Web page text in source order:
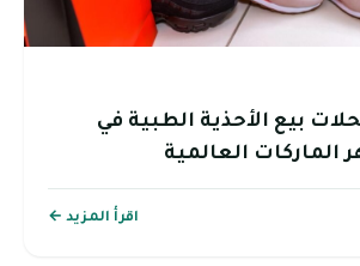
بيع الأحذية الطبية في
الماركات العالمية
اقرأ المزيد ←